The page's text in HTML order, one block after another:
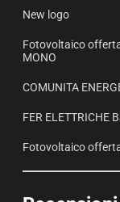
New logo
Fotovoltaico
MONO
COMUNITA
FER ELETTRICHE
Fotovoltaico